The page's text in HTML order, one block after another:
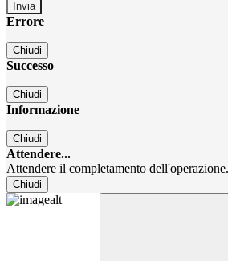
Errore
Chiudi
Successo
Chiudi
Informazione
Chiudi
Attendere...
Attendere il completamento
Chiudi